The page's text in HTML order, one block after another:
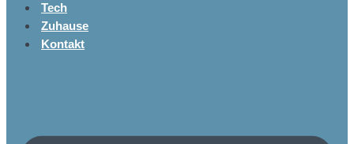
Tech
Zuhause
Kontakt